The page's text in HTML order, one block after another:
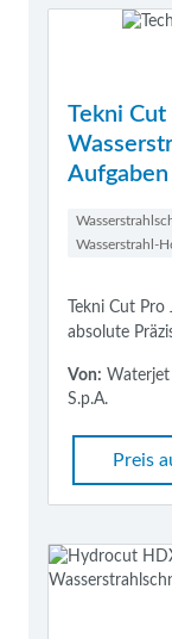
Tekni Cut
Aufgaben
Wasserstrahl-
Tekni Cut
absolute
Von: Waterjet
S.p.A.
Preis